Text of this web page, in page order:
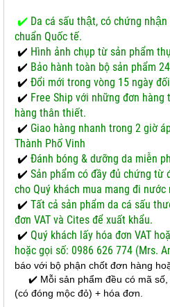
✔️ Da cá sấu thật, có chứng
chuẩn Quốc tế.
✔️ Hình ảnh chụp từ sản phẩm
✔️ Bảo hành toàn bộ sản phẩm
✔️ Đổi mới trong vòng 15 ngày
✔️ Free Ship với những đơn hàng
hàng thân thiết.
✔️ Giao hàng nhanh trong 2 giờ
Thành Phố Vinh
✔️ Đánh bóng & dưỡng da miễn
✔️ Sản phẩm có đầy đủ chứng từ
cho Quý khách mua mang đi nước
✔️ Tất cả sản phẩm da cá sấu
đơn VAT và Cites để xuất khẩu.
✔️ Quý khách lấy hóa đơn VAT
hoặc gọi số: 0986 626 774 (Mrs.
báo với bộ phận chốt đơn hàng
✔️ Mỗi sản phẩm đều có mã số,
(có đóng mộc đỏ) + hóa đơn.